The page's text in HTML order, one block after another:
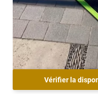
Vérifier la